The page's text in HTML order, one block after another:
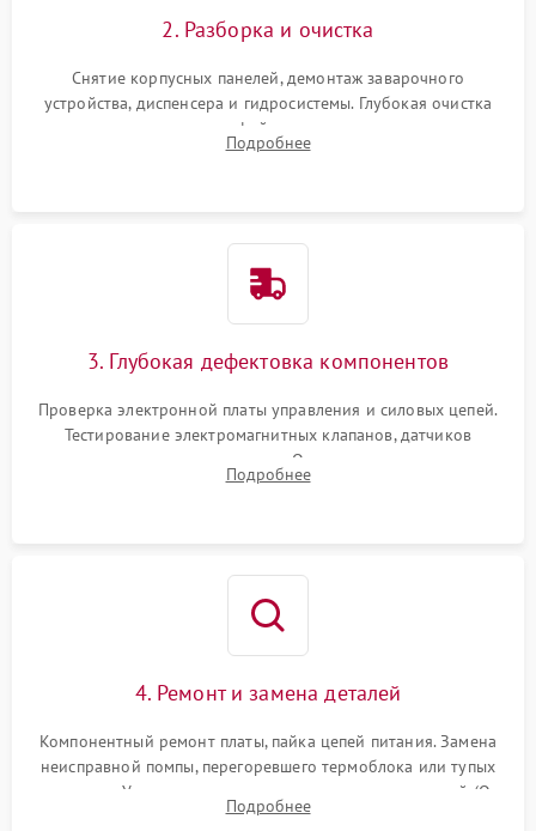
2. Разборка и очистка
Снятие корпусных панелей, демонтаж заварочного
устройства, диспенсера и гидросистемы. Глубокая очистка
внутренних узлов от кофейных масел, жмыха и накипи.
Промывка дренажных каналов и фильтров с использованием
Подробнее
3. Глубокая дефектовка компонентов
Проверка электронной платы управления и силовых цепей.
Тестирование электромагнитных клапанов, датчиков
температуры и расходомера. Оценка степени износа
жерновов кофемолки, уплотнительных колец гидросистемы
Подробнее
4. Ремонт и замена деталей
Компонентный ремонт платы, пайка цепей питания. Замена
неисправной помпы, перегоревшего термоблока или тупых
жерновов. Установка новых силиконовых уплотнителей (O-
ring) и тефлоновых трубок для надежного устранения
Подробнее